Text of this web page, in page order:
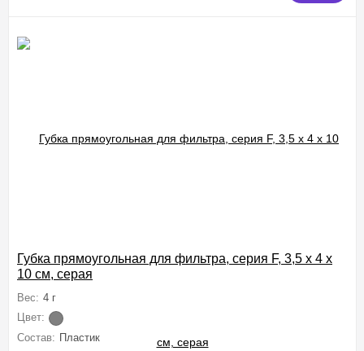
Губка прямоугольная для фильтра, серия F, 3,5 х 4 х
10 см, серая
Вес: 4 г
Цвет:
Состав: Пластик